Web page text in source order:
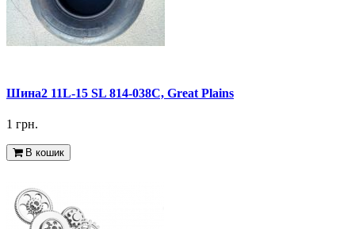
Шина2 11L-15 SL 814-038C, Great Plains
1 грн.
В кошик